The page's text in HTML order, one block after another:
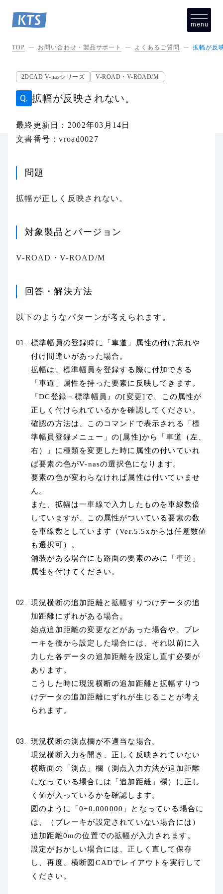
menu
close
TOP お問い合わせ・製品サポート よくあるご質問 拡幅が反
2DCAD V-nasシリーズ V-ROAD・V-ROAD/M
拡幅が反映されない。
最終更新日：2002年03月14日
文書番号：vroad0027
問題
拡幅が正しく反映されない。
対象製品とバージョン
V-ROAD・V-ROAD/M
回答・解決方法
以下のようなパターンが考えられます。
標準幅員の登録時に「車道」属性の付け忘れや
付け間違いがあった場合。
拡幅は、標準幅員を登録する際に付加できる
「車道」属性を持った要素に反映してきます。
『DC登録－標準幅員』の[変更]で、この属性が
正しく付けられているかを確認してください。
確認の方法は、このコマンドで表示される「標
準幅員登録メニュー」の[属性]から「車道（左、
右）」に種類を変更した時に属性の付いていれ
ば要素の色がV-nasの選択色になります。
要素の色が変わらなければ属性は付いていませ
ん。
また、拡幅は一車線で入力したものを車線数倍
していますが、この属性がついている要素の数
を車線数としています（Ver.5.5xからは任意数値
も選択可）。
舗装がある場合にも路面の要素のみに「車道」
属性を付けてください。
現況横断の追加距離と拡幅すりつけデータの追
加距離にずれがある場合。
始点追加距離の変更などがあった場合や、ブレ
ーキを後から設定した場合には、それ以前に入
力した各データの追加距離を設定し直す必要が
あります。
こうした時に現況横断の追加距離と拡幅すりつ
けデータの追加距離にずれが生じることが考え
られます。
現況横断の測点欄が不適当な場合。
現況横断入力を開き、正しく反映されていない
横断面の「測点」欄（測点入力方法が追加距離
になっている場合には「追加距離」欄）に正し
く値が入っているかを確認します。
図のように「0+0.000000」となっている場合に
は、（ブレーキが設定されていない場合には）
追加距離0mの位置での拡幅が入力されます。
設定がおかしい場合には、正しく直して保存
し、再度、横断図CADでレイアウトを実行して
ください。